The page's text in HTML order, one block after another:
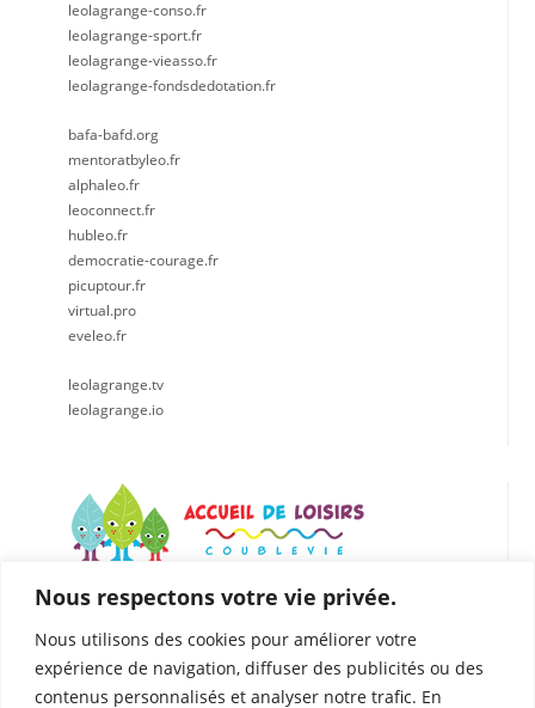
Nous respectons votre vie privée.
Nous utilisons des cookies pour améliorer votre
expérience de navigation, diffuser des publicités ou des
contenus personnalisés et analyser notre trafic. En
leolagrange-conso.fr
leolagrange-sport.fr
leolagrange-vieasso.fr
leolagrange-fondsdedotation.fr
bafa-bafd.org
mentoratbyleo.fr
alphaleo.fr
leoconnect.fr
hubleo.fr
democratie-courage.fr
picuptour.fr
virtual.pro
eveleo.fr
leolagrange.tv
leolagrange.io
LÉO LAGRANGE CENTRE EST
112 Rue du Presbytère, 38500 Coublevie
04.76.05.04.25
06. 75.81.90.49